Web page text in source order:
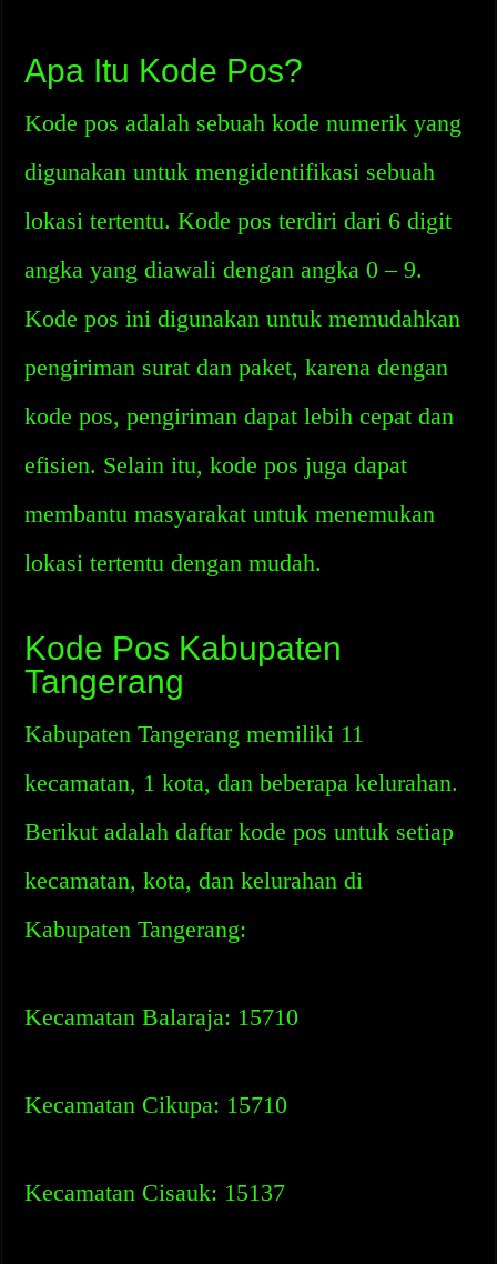
Apa Itu Kode Pos?
Kode pos adalah sebuah kode numerik yang
digunakan untuk mengidentifikasi sebuah
lokasi tertentu. Kode pos terdiri dari 6 digit
angka yang diawali dengan angka 0 – 9.
Kode pos ini digunakan untuk memudahkan
pengiriman surat dan paket, karena dengan
kode pos, pengiriman dapat lebih cepat dan
efisien. Selain itu, kode pos juga dapat
membantu masyarakat untuk menemukan
lokasi tertentu dengan mudah.
Kode Pos Kabupaten
Tangerang
Kabupaten Tangerang memiliki 11
kecamatan, 1 kota, dan beberapa kelurahan.
Berikut adalah daftar kode pos untuk setiap
kecamatan, kota, dan kelurahan di
Kabupaten Tangerang:
Kecamatan Balaraja: 15710
Kecamatan Cikupa: 15710
Kecamatan Cisauk: 15137